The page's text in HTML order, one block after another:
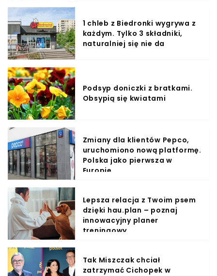
1 chleb z Biedronki wygrywa z
każdym. Tylko 3 składniki,
naturalniej się nie da
Podsyp doniczki z bratkami.
Obsypią się kwiatami
Zmiany dla klientów Pepco,
uruchomiono nową platformę.
Polska jako pierwsza w
Europie
Lepsza relacja z Twoim psem
dzięki hau.plan – poznaj
innowacyjny planer
treningowy
Tak Miszczak chciał
zatrzymać Cichopek w